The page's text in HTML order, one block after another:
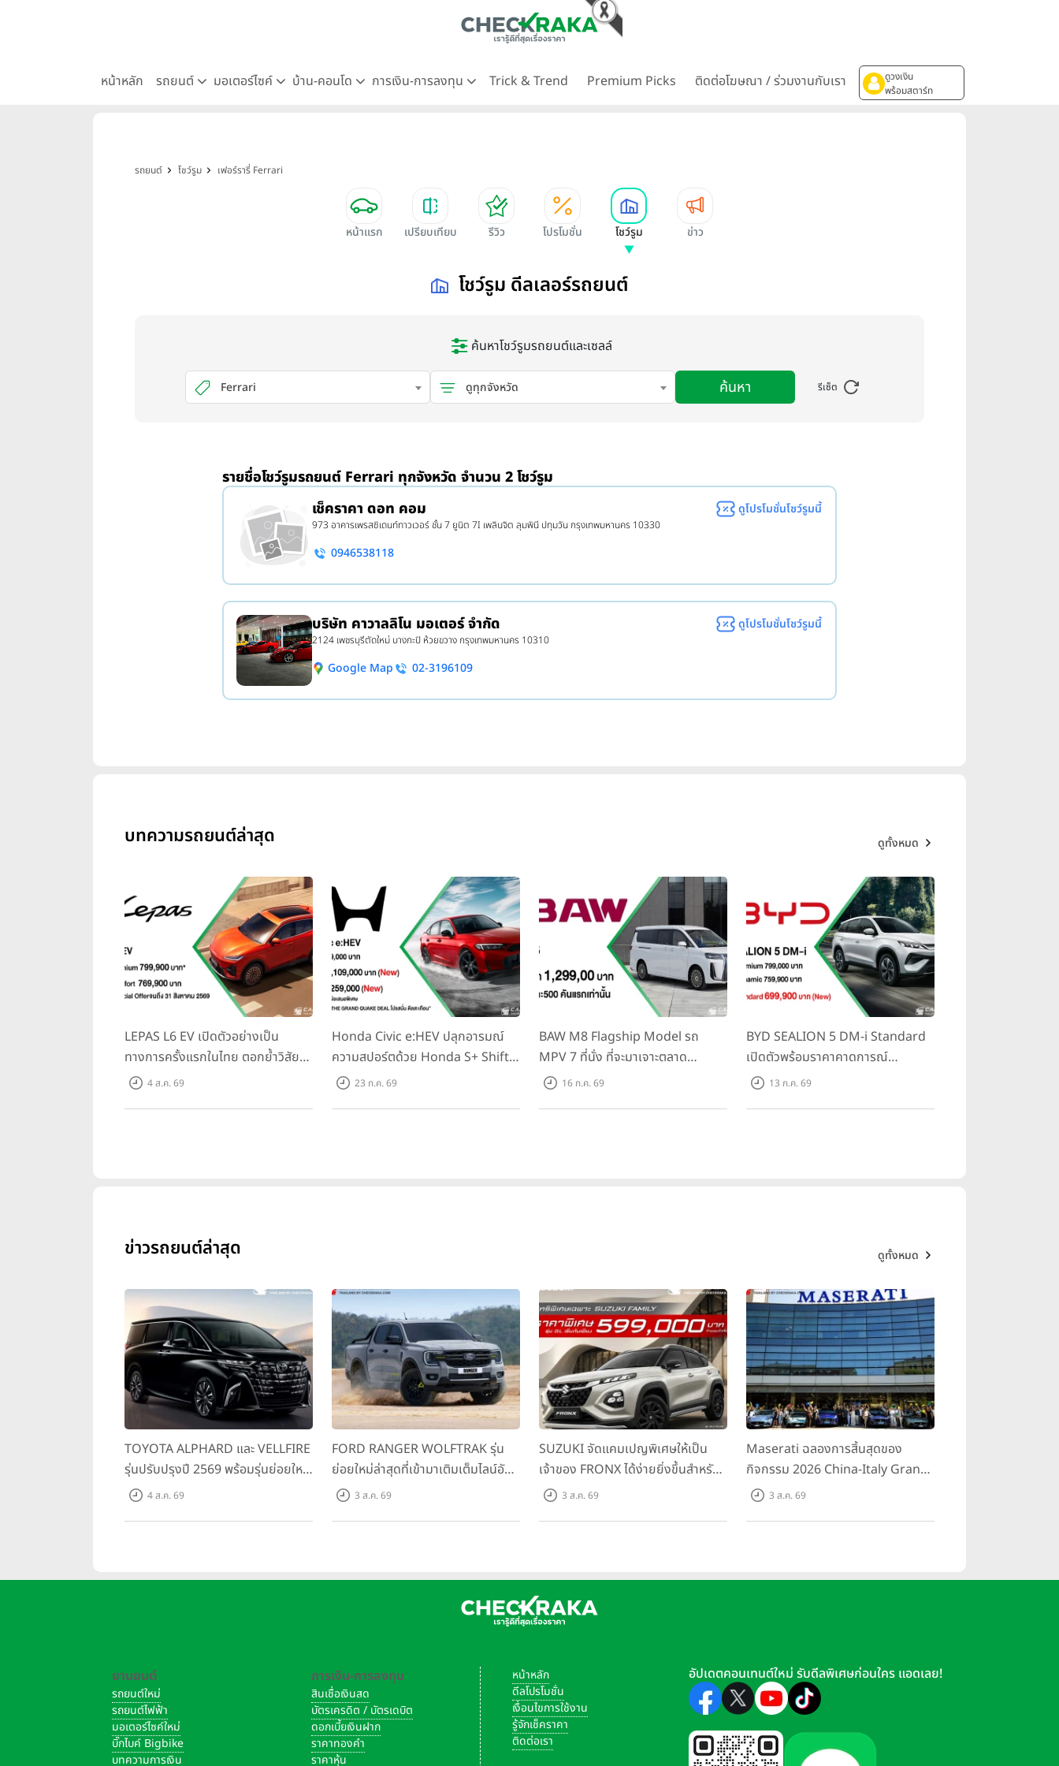
หน้าหลัก รถยนต์ มอเตอร์ไซค์ บ้าน-คอนโด การเงิน-การลงทุน Trick & Trend Premium Picks ติดต่อโฆษณา / ร่วมงานกับเรา
ดูวงเงิน
พร้อมสตาร์ท
รถยนต์ โชว์รูม เฟอร์รารี่ Ferrari
หน้าแรก เปรียบเทียบ รีวิว โปรโมชั่น โชว์รูม ข่าว
โชว์รูม ดีลเลอร์รถยนต์
ค้นหาโชว์รูมรถยนต์และเซลล์
Ferrari ดูทุกจังหวัด ค้นหา รีเซ็ต
รายชื่อโชว์รูมรถยนต์ Ferrari ทุกจังหวัด จำนวน 2 โชว์รูม
เช็คราคา ดอท คอม
973 อาคารเพรสซิเดนท์ทาวเวอร์ ชั้น 7 ยูนิต 7I เพลินจิต ลุมพินี ปทุมวัน กรุงเทพมหานคร 10330
0946538118
ดูโปรโมชั่นโชว์รูมนี้
บริษัท คาวาลลิโน มอเตอร์ จำกัด
2124 เพชรบุรีตัดใหม่ บางกะปิ ห้วยขวาง กรุงเทพมหานคร 10310
Google Map 02-3196109
ดูโปรโมชั่นโชว์รูมนี้
บทความรถยนต์ล่าสุด ดูทั้งหมด
LEPAS L6 EV เปิดตัวอย่างเป็น
ทางการครั้งแรกในไทย ตอกย้ำวิสัย
ทัศน์ “Drive Your Elegance” มา
4 ส.ค. 69
Honda Civic e:HEV ปลุกอารมณ์
ความสปอร์ตด้วย Honda S+ Shift
ครั้งแรกในไทย! พร้อมเพิ่ม Blind
23 ก.ค. 69
BAW M8 Flagship Model รถ
MPV 7 ที่นั่ง ที่จะมาเจาะตลาด
ครอบครัวและองค์กรยุคใหม่ เปิดราคา
16 ก.ค. 69
BYD SEALION 5 DM-i Standard
เปิดตัวพร้อมราคาคาดการณ์
699,900 บาท รุ่นย่อยล่าสุดที่มีระยะ
13 ก.ค. 69
ข่าวรถยนต์ล่าสุด ดูทั้งหมด
TOYOTA ALPHARD และ VELLFIRE
รุ่นปรับปรุงปี 2569 พร้อมรุ่นย่อยใหม่
HEV SMART ราคาเริ่มต้น 3.59 ลบ.
4 ส.ค. 69
FORD RANGER WOLFTRAK รุ่น
ย่อยใหม่ล่าสุดที่เข้ามาเติมเต็มไลน์อัป
พร้อมตอบโจทย์ทุกการผจญภัยด้วย
3 ส.ค. 69
SUZUKI จัดแคมเปญพิเศษให้เป็น
เจ้าของ FRONX ได้ง่ายยิ่งขึ้นสำหรับ
รุ่น GL ราคาพิเศษเริ่มต้น 5.99 แสน
3 ส.ค. 69
Maserati ฉลองการสิ้นสุดของ
กิจกรรม 2026 China-Italy Grand
Tour ณ สำนักงานใหญ่ เมืองโมเดนา
3 ส.ค. 69
ยานยนต์
รถยนต์ใหม่
รถยนต์ไฟฟ้า
มอเตอร์ไซค์ใหม่
บิ๊กไบค์ Bigbike
บทความการเงิน
การเงิน-การลงทุน
สินเชื่อเงินสด
บัตรเครดิต / บัตรเดบิต
ดอกเบี้ยเงินฝาก
ราคาทองคำ
ราคาหุ้น
หน้าหลัก
ดีลโปรโมชั่น
เงื่อนไขการใช้งาน
รู้จักเช็คราคา
ติดต่อเรา
อัปเดตคอนเทนต์ใหม่ รับดีลพิเศษก่อนใคร แอดเลย!